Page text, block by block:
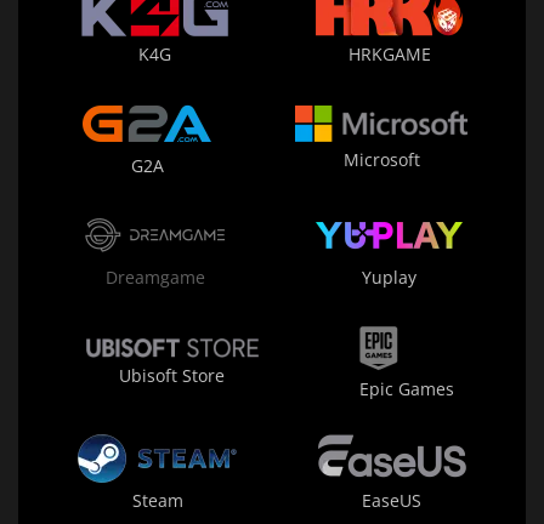
K4G HRKGAME
G2A Microsoft
Dreamgame Yuplay
Ubisoft Store
Epic Games
Steam EaseUS